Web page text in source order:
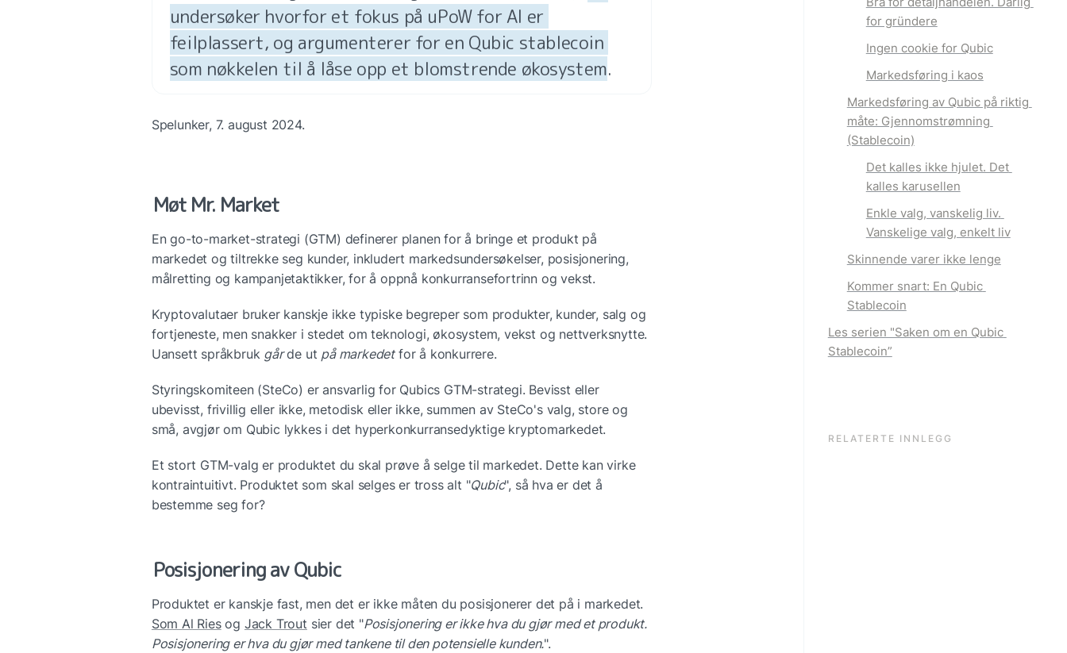
undersøker hvorfor et fokus på uPoW for AI er
feilplassert, og argumenterer for en Qubic stablecoin
som nøkkelen til å låse opp et blomstrende økosystem.
Spelunker, 7. august 2024.
Møt Mr. Market
En go-to-market-strategi (GTM) definerer planen for å bringe et produkt på
markedet og tiltrekke seg kunder, inkludert markedsundersøkelser, posisjonering,
målretting og kampanjetaktikker, for å oppnå konkurransefortrinn og vekst.
Kryptovalutaer bruker kanskje ikke typiske begreper som produkter, kunder, salg og
fortjeneste, men snakker i stedet om teknologi, økosystem, vekst og nettverksnytte.
Uansett språkbruk går de ut på markedet for å konkurrere.
Styringskomiteen (SteCo) er ansvarlig for Qubics GTM-strategi. Bevisst eller
ubevisst, frivillig eller ikke, metodisk eller ikke, summen av SteCo's valg, store og
små, avgjør om Qubic lykkes i det hyperkonkurransedyktige kryptomarkedet.
Et stort GTM-valg er produktet du skal prøve å selge til markedet. Dette kan virke
kontraintuitivt. Produktet som skal selges er tross alt "Qubic", så hva er det å
bestemme seg for?
Posisjonering av Qubic
Som Al Ries og Jack Trout sier det "Posisjonering er ikke hva du gjør med et produkt.
Posisjonering er hva du gjør med tankene til den potensielle kunden.".
for gründere
Ingen cookie for Qubic
Markedsføring i kaos
Markedsføring av Qubic på riktig
måte: Gjennomstrømning
(Stablecoin)
Det kalles ikke hjulet. Det
kalles karusellen
Enkle valg, vanskelig liv.
Vanskelige valg, enkelt liv
Skinnende varer ikke lenge
Kommer snart: En Qubic
Stablecoin
Les serien "Saken om en Qubic
Stablecoin”
RELATERTE INNLEGG